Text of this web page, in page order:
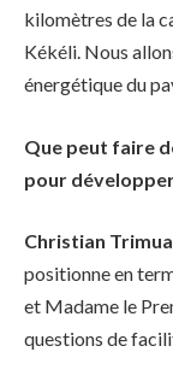
kilomètres de la
Kékéli. Nous
énergétique du
Que peut faire
pour
Christian
positionne en
et Madame le
questions de